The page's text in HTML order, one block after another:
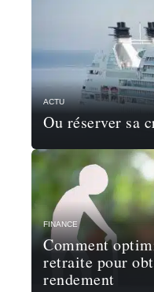
ACTU
Ou réserver sa
FINANCE
Comment
retraite pour
rendement